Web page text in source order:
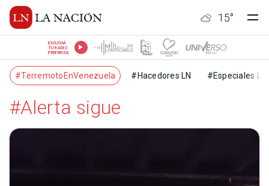
15°
ESCUCHÁ
TU RADIO
PREFERIDA
#TerremotoEnVenezuela #Hacedores LN #Especiales LN
#Alerta sigue